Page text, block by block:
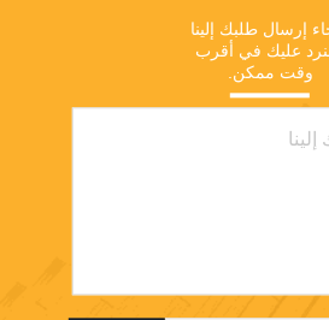
وقت ممكن.